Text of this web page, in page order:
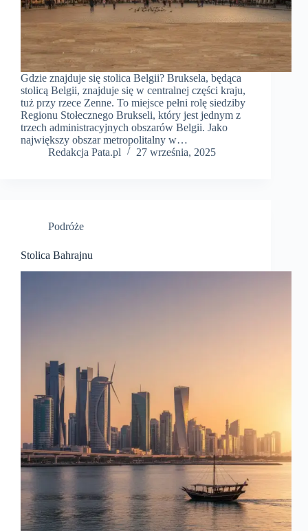
Gdzie znajduje się stolica Belgii? Bruksela, będąca
stolicą Belgii, znajduje się w centralnej części kraju,
tuż przy rzece Zenne. To miejsce pełni rolę siedziby
Regionu Stołecznego Brukseli, który jest jednym z
trzech administracyjnych obszarów Belgii. Jako
największy obszar metropolitalny w…
Redakcja Pata.pl
27 września, 2025
Podróże
Stolica Bahrajnu